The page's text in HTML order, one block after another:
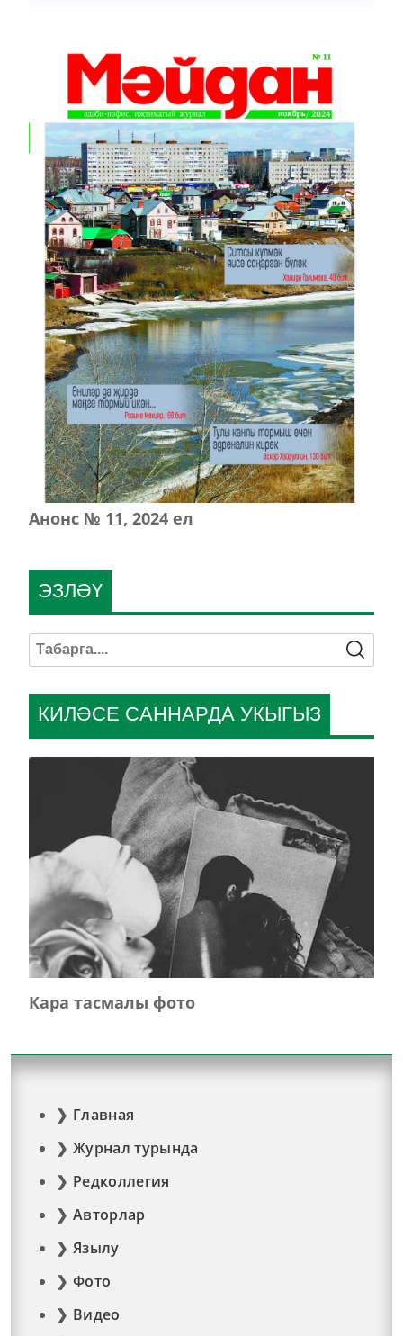
Анонс № 11, 2024 ел
КИЛӘСЕ САННАРДА УКЫГЫЗ
Кара тасмалы фото
ЭЗЛӘҮ
Главная
Журнал турында
Редколлегия
Авторлар
Язылу
Фото
Видео